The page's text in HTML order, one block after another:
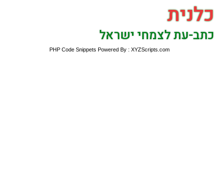
כלנית
כתב-עת לצמחי ישראל
PHP Code Snippets Powered By : XYZScripts.com